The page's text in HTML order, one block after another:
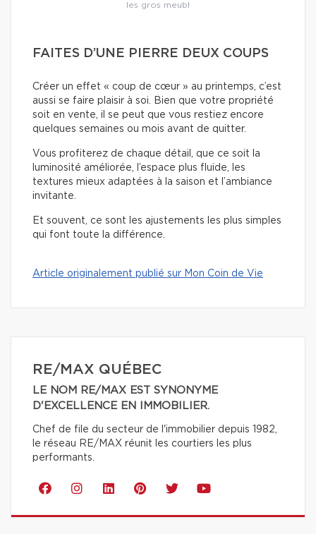
les gros meubl
FAITES D’UNE PIERRE DEUX COUPS
Créer un effet « coup de cœur » au printemps, c’est
aussi se faire plaisir à soi. Bien que votre propriété
soit en vente, il se peut que vous restiez encore
quelques semaines ou mois avant de quitter.
Vous profiterez de chaque détail, que ce soit la
luminosité améliorée, l’espace plus fluide, les
textures mieux adaptées à la saison et l’ambiance
invitante.
Et souvent, ce sont les ajustements les plus simples
qui font toute la différence.
Article originalement publié sur Mon Coin de Vie
RE/MAX QUÉBEC
LE NOM RE/MAX EST SYNONYME
D'EXCELLENCE EN IMMOBILIER.
Chef de file du secteur de l'immobilier depuis 1982,
le réseau RE/MAX réunit les courtiers les plus
performants.